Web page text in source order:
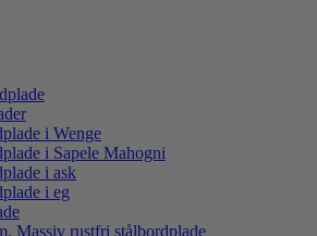
i Wenge
i Sapele Mahogni
i ask
i eg
Massiv rustfri stålbordplade